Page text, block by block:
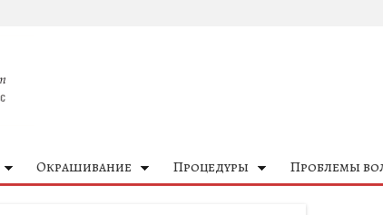
Окрашивание Процедуры Проблемы